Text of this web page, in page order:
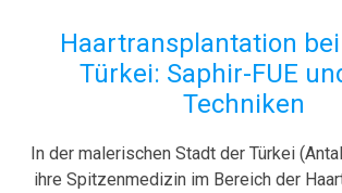
Haartransplantation
Türkei: Saphir-FUE
Techniken
In der malerischen Stadt der Türkei
ihre Spitzenmedizin im Bereich der